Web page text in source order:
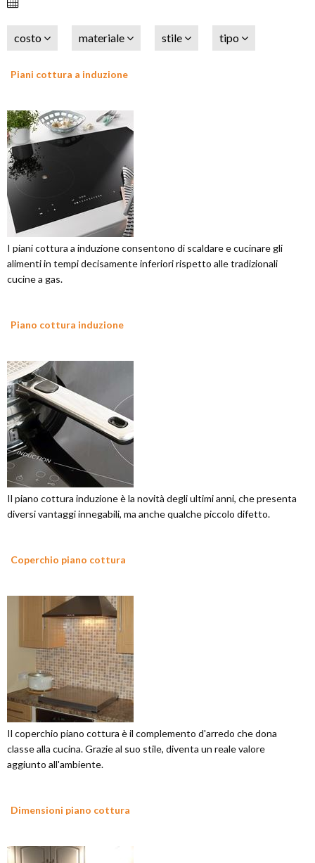
costo materiale stile tipo
Piani cottura a induzione
I piani cottura a induzione consentono di scaldare e cucinare gli
alimenti in tempi decisamente inferiori rispetto alle tradizionali
cucine a gas.
Piano cottura induzione
Il piano cottura induzione è la novità degli ultimi anni, che presenta
diversi vantaggi innegabili, ma anche qualche piccolo difetto.
Coperchio piano cottura
Il coperchio piano cottura è il complemento d'arredo che dona
classe alla cucina. Grazie al suo stile, diventa un reale valore
aggiunto all'ambiente.
Dimensioni piano cottura